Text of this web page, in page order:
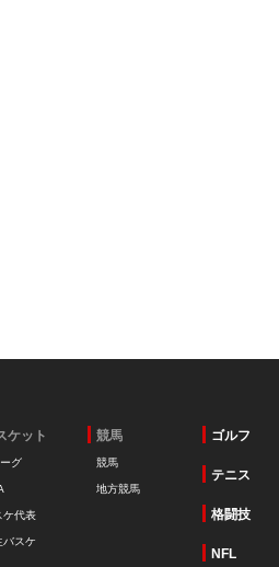
ケット
グ
ケ代表
バスケ
競馬
競馬
地方競馬
ゴルフ
テニス
格闘技
NFL